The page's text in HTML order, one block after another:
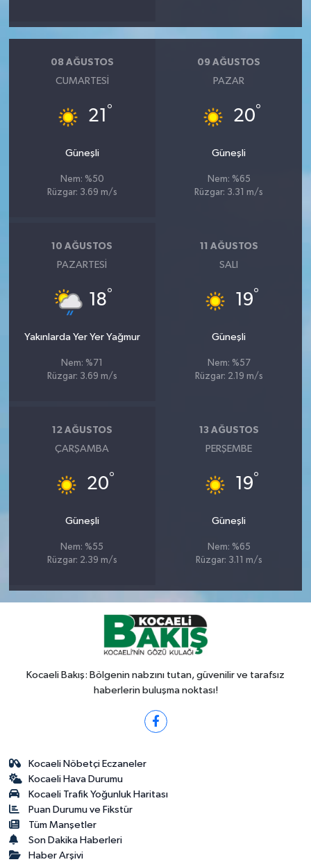
08 AĞUSTOS
CUMARTESI
21 °
Güneşli
Nem: %50
Rüzgar: 3.69 m/s
09 AĞUSTOS
PAZAR
20°
Güneşli
Nem: %65
Rüzgar: 3.31 m/s
10 AĞUSTOS
PAZARTESI
18°
Yakınlarda Yer Yer Yağmur
Nem: %71
Rüzgar: 3.69 m/s
11 AĞUSTOS
SALI
19°
Güneşli
Nem: %57
Rüzgar: 2.19 m/s
12 AĞUSTOS
ÇARŞAMBA
20°
Güneşli
Nem: %55
Rüzgar: 2.39 m/s
13 AĞUSTOS
PERŞEMBE
19°
Güneşli
Nem: %65
Rüzgar: 3.11 m/s
Kocaeli Bakış: Bölgenin nabzını tutan, güvenilir ve tarafsız
haberlerin buluşma noktası!
Kocaeli Nöbetçi Eczaneler
Kocaeli Hava Durumu
Kocaeli Trafik Yoğunluk Haritası
Puan Durumu ve Fikstür
Tüm Manşetler
Son Dakika Haberleri
Haber Arşivi